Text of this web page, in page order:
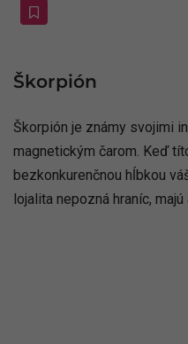
Škorpión
Škorpión je známy svojimi
magnetickým čarom. Keď
bezkonkurenčnou hĺbkou
lojalita nepozná hraníc,